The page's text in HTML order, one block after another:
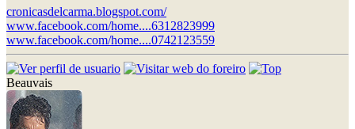
cronicasdelcarma.blogspot.com/
www.facebook.com/home....6312823999
www.facebook.com/home....0742123559
Beauvais